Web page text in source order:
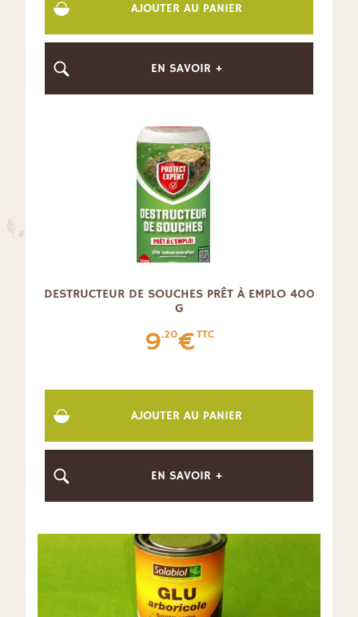
AJOUTER AU PANIER
EN SAVOIR +
DESTRUCTEUR DE SOUCHES PRÊT À EMPLO 400
G
9.20€TTC
AJOUTER AU PANIER
EN SAVOIR +